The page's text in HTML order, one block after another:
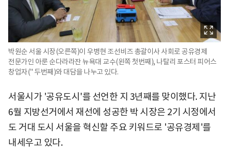
박원순 서울 시장(오른쪽)이 우병현 조선비즈 총괄이사 사회로 공유경제
전문가인 아룬 순다라라잔 뉴욕대 교수(왼쪽 첫번째), 나탈리 포스터 피어스
창업자(" 두번째)와 대담을 나누고 있다.
서울시가 '공유도시'를 선언한 지 3년째를 맞이했다. 지난
6월 지방선거에서 재선에 성공한 박 시장은 2기 시정에서
도 거대 도시 서울을 혁신할 주요 키워드로 '공유경제'를
내세우고 있다.